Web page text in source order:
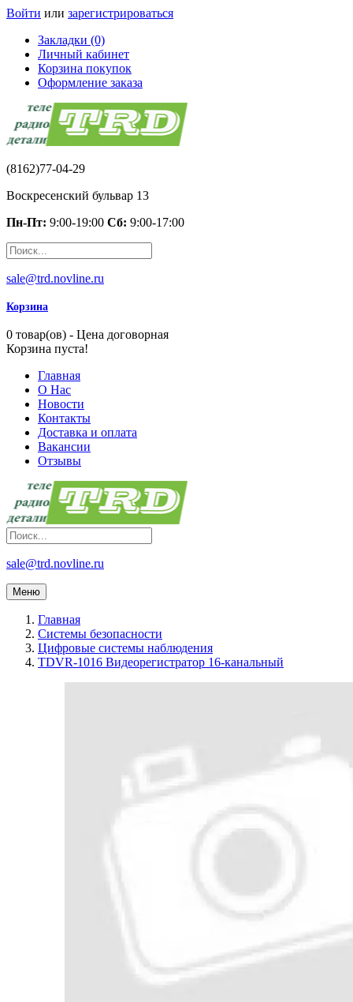
Войти или зарегистрироваться
Закладки (0)
Личный кабинет
Корзина покупок
Оформление заказа
(8162)77-04-29
Воскресенский бульвар 13
Пн-Пт: 9:00-19:00 Сб: 9:00-17:00
sale@trd.novline.ru
Корзина
0 товар(ов) - Цена договорная
Корзина пуста!
Главная
О Нас
Новости
Контакты
Доставка и оплата
Вакансии
Отзывы
sale@trd.novline.ru
Меню
Главная
Системы безопасности
Цифровые системы наблюдения
TDVR-1016 Видеорегистратор 16-канальный